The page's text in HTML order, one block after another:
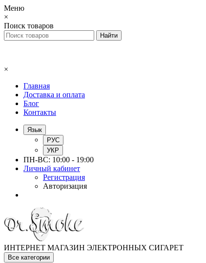
Меню
×
Поиск товаров
×
Главная
Доставка и оплата
Блог
Контакты
Язык
РУС
УКР
ПН-ВС: 10:00 - 19:00
Личный кабинет
Регистрация
Авторизация
ИНТЕРНЕТ МАГАЗИН ЭЛЕКТРОННЫХ СИГАРЕТ
Все категории